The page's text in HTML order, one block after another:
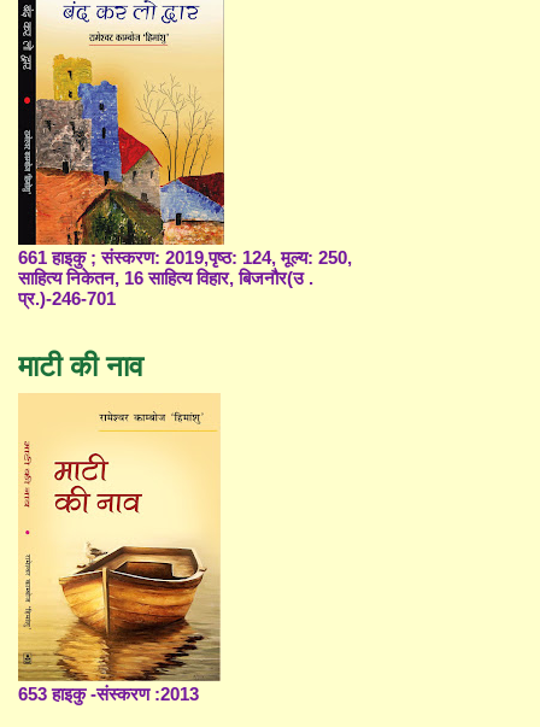
661 हाइकु ; संस्करण: 2019,पृष्ठ: 124, मूल्य: 250,
साहित्य निकेतन, 16 साहित्य विहार, बिजनौर(उ .
प्र.)-246-701
माटी की नाव
653 हाइकु -संस्करण :2013